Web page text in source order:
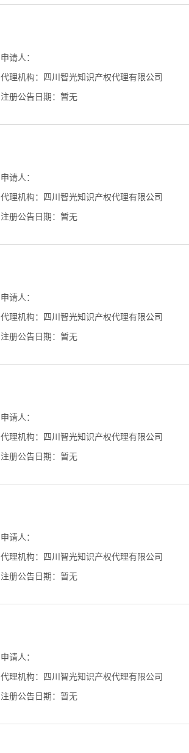
申请人：
代理机构：四川智光知识产权代理有限公司
注册公告日期：暂无
申请人：
代理机构：四川智光知识产权代理有限公司
注册公告日期：暂无
申请人：
代理机构：四川智光知识产权代理有限公司
注册公告日期：暂无
申请人：
代理机构：四川智光知识产权代理有限公司
注册公告日期：暂无
申请人：
代理机构：四川智光知识产权代理有限公司
注册公告日期：暂无
申请人：
代理机构：四川智光知识产权代理有限公司
注册公告日期：暂无